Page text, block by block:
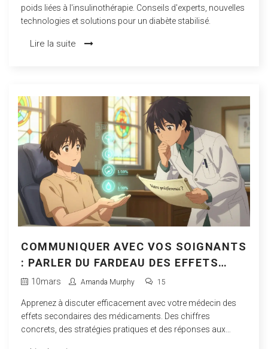
poids liées à l'insulinothérapie. Conseils d'experts, nouvelles
technologies et solutions pour un diabète stabilisé.
Lire la suite
COMMUNIQUER AVEC VOS SOIGNANTS
: PARLER DU FARDEAU DES EFFETS
SECONDAIRES
10mars Amanda Murphy 15
Apprenez à discuter efficacement avec votre médecin des
effets secondaires des médicaments. Des chiffres
concrets, des stratégies pratiques et des réponses aux